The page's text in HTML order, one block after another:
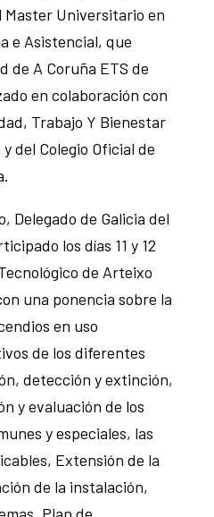
Master Universitario en
e Asistencial, que
de A Coruña ETS de
en colaboración con
Trabajo Y Bienestar
del Colegio Oficial de
Delegado de Galicia del
los días 11 y 12
de Arteixo
una ponencia sobre la
en uso
de los diferentes
detección y extinción,
y evaluación de los
y especiales, las
Extensión de la
de la instalación,